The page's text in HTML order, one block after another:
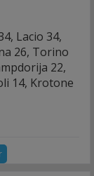
Lacio 34,
26, Torino
22,
14, Krotone